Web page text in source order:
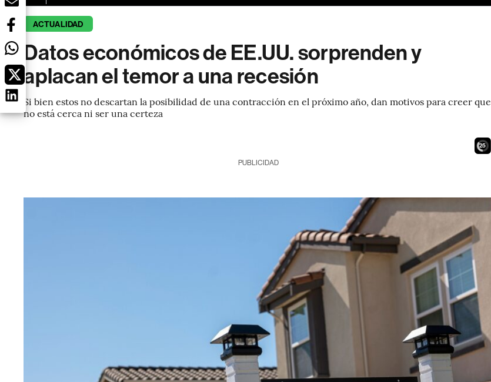
ACTUALIDAD
Datos económicos de EE.UU. sorprenden y
aplacan el temor a una recesión
Si bien estos no descartan la posibilidad de una contracción en el próximo año, dan motivos para creer que
no está cerca ni ser una certeza
23
PUBLICIDAD